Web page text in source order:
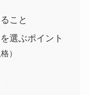
こと
選ぶポイント
）